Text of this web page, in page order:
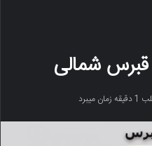
قبرس شمالی